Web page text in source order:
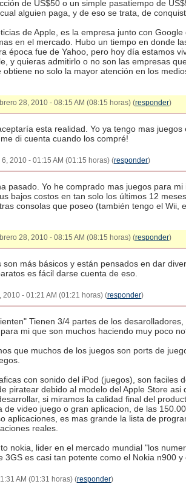
de US$50 o un simple pasatiempo de
alguien paga, y de eso se trata, de
de Apple, es la empresa junto con
en el mercado. Hubo un tiempo en donde
época fue de Yahoo, pero hoy día estamos
y quieras admitirlo o no son las empresas
obtiene no solo la mayor atención en los
28, 2010 - 08:15 AM (08:15 horas) (responder)
esta realidad. Yo ya tengo mas juegos
di cuenta cuando los compré!
2010 - 01:15 AM (01:15 horas) (responder)
pasado. Yo he comprado mas juegos para
bajos costos en tan solo los últimos 12
consolas que poseo (también tengo el Wii,
28, 2010 - 08:15 AM (08:15 horas) (responder)
son más básicos y están pensados en dar
es fácil darse cuenta de eso.
2010 - 01:21 AM (01:21 horas) (responder)
Tienen 3/4 partes de los
mi que son muchos haciendo muy poco
que muchos de los juegos son ports de
con sonido del iPod (juegos), son faciles
piratear debido al modelo del Apple Store asi
si miramos la calidad final del
de video juego o gran aplicacion, de las
aplicaciones, es mas grande la lista de
reales.
nokia, lider en el mercado mundial "los
3GS es casi tan potente como el Nokia n900 y
AM (01:31 horas) (responder)